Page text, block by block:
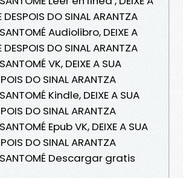
DESPOIS DO SINAL ARANTZA
Audiolibro, DEIXE A
DESPOIS DO SINAL ARANTZA
VK, DEIXE A SUA
DO SINAL ARANTZA
Kindle, DEIXE A SUA
DO SINAL ARANTZA
Epub VK, DEIXE A SUA
DO SINAL ARANTZA
SANTOMÉ Descargar gratis